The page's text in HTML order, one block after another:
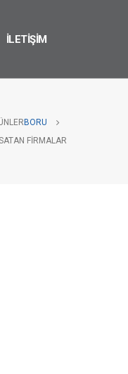
İLETIŞIM
BORU
FIRMALAR